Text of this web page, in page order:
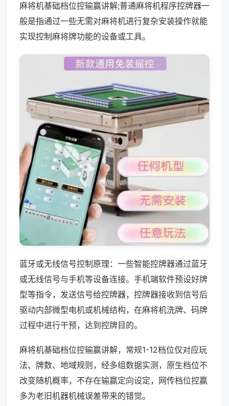
麻将机基础档位控输赢讲解;普通麻将机程序控牌器一
般是指通过一些无需对麻将机进行复杂安装操作就能
实现控制麻将牌功能的设备或工具。
蓝牙或无线信号控制原理：一些智能控牌器通过蓝牙
或无线信号与手机等设备连接。手机端软件预设好牌
型等指令，发送信号给控牌器，控牌器接收到信号后
驱动内部微型电机或机械结构，在麻将机洗牌、码牌
过程中进行干预，达到控牌目的。
麻将机基础档位控输赢讲解，常规1-12档位仅对应玩
法、牌数、地域规则，经多组数据实测，原生档位不
改变随机概率，不存在输赢定向设定，网传档位控赢
多为老旧机器机械误差带来的错觉。